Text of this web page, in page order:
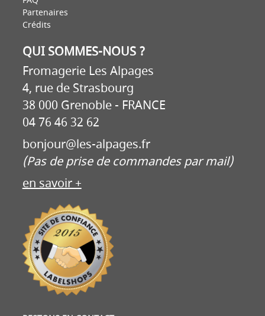
Partenaires
Crédits
QUI SOMMES-NOUS ?
Fromagerie Les Alpages
4, rue de Strasbourg
38 000 Grenoble - FRANCE
04 76 46 32 62
bonjour@les-alpages.fr
(Pas de prise de commandes par mail)
en savoir +